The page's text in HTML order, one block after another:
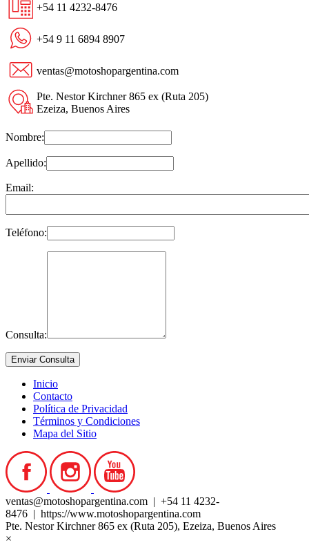
+54 11 4232-8476
+54 9 11 6894 8907
ventas@motoshopargentina.com
Pte. Nestor Kirchner 865 ex (Ruta 205)
Ezeiza, Buenos Aires
Nombre:
Apellido:
Email:
Teléfono:
Consulta:
Inicio
Contacto
Política de Privacidad
Términos y Condiciones
Mapa del Sitio
ventas@motoshopargentina.com | +54 11 4232-
8476 | https://www.motoshopargentina.com
Pte. Nestor Kirchner 865 ex (Ruta 205), Ezeiza, Buenos Aires
×